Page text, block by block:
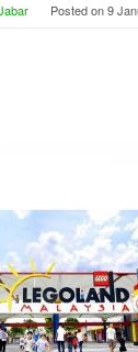
Posted on9